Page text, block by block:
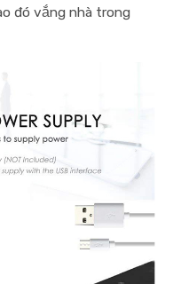
đó vắng nhà trong